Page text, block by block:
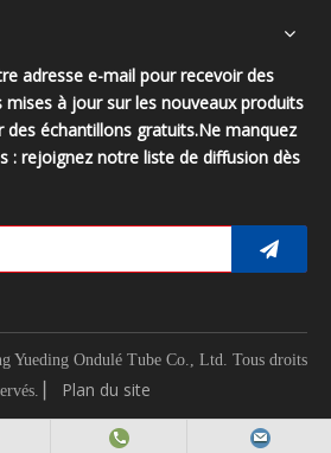
adresse e-mail pour recevoir des
mises à jour sur les nouveaux produits
échantillons gratuits.Ne manquez
: rejoignez notre liste de diffusion dès
Yueding Ondulé Tube Co., Ltd. Tous droits
Plan du site